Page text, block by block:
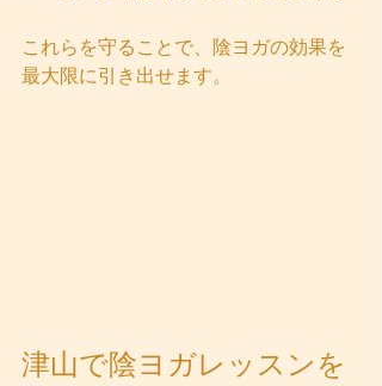
これらを守ることで、陰ヨガの効果を
最大限に引き出せます。
津山で陰ヨガレッスンを